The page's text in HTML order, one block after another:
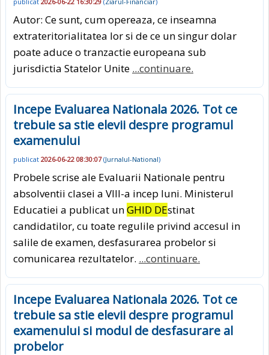
Autor: Ce sunt, cum opereaza, ce inseamna
extrateritorialitatea lor si de ce un singur dolar
poate aduce o tranzactie europeana sub
jurisdictia Statelor Unite ...continuare.
Incepe Evaluarea Nationala 2026. Tot ce
trebuie sa stie elevii despre programul
examenului
publicat 2026-06-22 08:30:07(Jurnalul-National)
Probele scrise ale Evaluarii Nationale pentru
absolventii clasei a VIII-a incep luni. Ministerul
Educatiei a publicat unGHID DEstinat
candidatilor, cu toate regulile privind accesul in
salile de examen, desfasurarea probelor si
comunicarea rezultatelor. ...continuare.
Incepe Evaluarea Nationala 2026. Tot ce
trebuie sa stie elevii despre programul
examenului si modul de desfasurare al
probelor